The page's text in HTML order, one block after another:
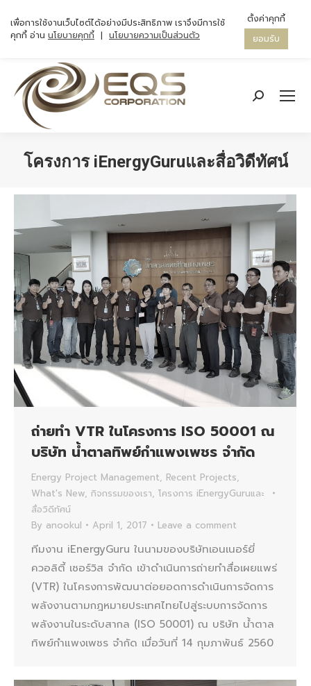
Search:
โครงการ iEnergyGuruและสื่อวิดีทัศน์
ถ่ายทำ VTR ในโครงการ ISO 50001 ณ
บริษัท น้ำตาลทิพย์กำแพงเพชร จำกัด
Energy Project Management, Recent Projects,
What's New, กิจกรรมของเรา, โครงการ iEnergyGuruและ
สื่อวิดีทัศน์
By anookul April 1, 2017 Leave a comment
ทีมงาน iEnergyGuru ในนามของบริษัทเอนเนอร์ยี่
ควอลิตี้ เซอร์วิส จำกัด เข้าดำเนินการถ่ายทำสื่อเผยแพร่
(VTR) ในโครงการพัฒนาต่อยอดการดำเนินการจัดการ
พลังงานตามกฎหมายประเทศไทยไปสู่ระบบการจัดการ
พลังงานในระดับสากล (ISO 50001) ณ บริษัท น้ำตาล
ทิพย์กำแพงเพชร จำกัด เมื่อวันที่ 14 กุมภาพันธ์ 2560
เพื่อการใช้งานเว็บไซต์ได้อย่างมีประสิทธิภาพ เราจึงมีการใช้
คุกกี้ อ่าน นโยบายคุกกี้ | นโยบายความเป็นส่วนตัว
ตั้งค่าคุกกี้
ยอมรับ